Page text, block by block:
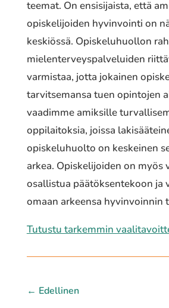
teemat. On ensisijaista, että
opiskelijoiden hyvinvointi on
keskiössä. Opiskeluhuollon
mielenterveyspalveluiden
varmistaa, jotta jokainen
tarvitsemansa tuen opintojen
vaadimme amiksille
oppilaitoksia, joissa
opiskeluhuolto on keskeinen
arkea. Opiskelijoiden on myös
osallistua päätöksentekoon ja
omaan arkeensa hyvinvoinnin
Tutustu tarkemmin
← Edellinen